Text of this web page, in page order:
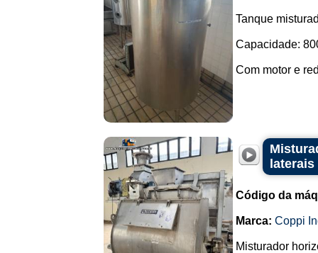
Tanque
Capacidade:
Com motor e
laterais
Código da
Marca: Coppi
Misturador